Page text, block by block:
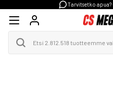
Tarvitsetko